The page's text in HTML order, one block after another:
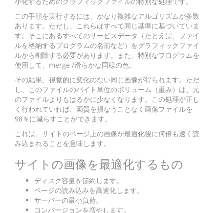
この手順を実行するには、かなり複雑なアルゴリズムが多数
あります。ただし、これらはすべて同じ基準に基づいていま
す。そこにあるすべてのサービスデータ（たとえば、ファイ
ルを格納するプログラムの名前など）をグラフィックファイ
ルから削除する必要があります。また、特別なプログラムを
使用して、merge /滑らかな同様の色。
その結果、視覚的に変化のない同じ画像が得られます。ただ
し、このファイルのバイト単位のボリューム（重み）は、元
のファイルよりもはるかに少なくなります。この処理が正し
く行われていれば、画質を損なうことなく画像ファイルを
98％に減らすことができます。
これは、サイトのページ上の画像が最適化後に何倍も速く読
み込まれることを意味します。
サイトの画像を最適化するもの
ディスク容量を節約します。
ページの読み込みを高速化します。
サーバーの最小負荷。
コンバージョンを増やします。